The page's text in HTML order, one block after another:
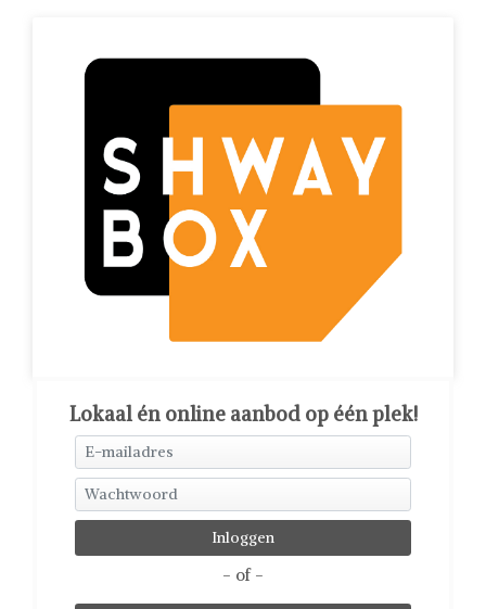
Lokaal én online aanbod op één plek!
- of -